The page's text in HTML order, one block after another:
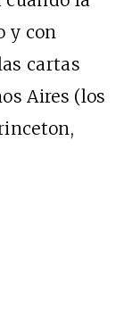
y con
cartas
Aires (los